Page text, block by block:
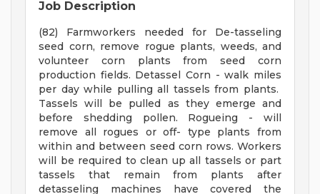
Job Description
(82) Farmworkers needed for De-tasseling
seed corn, remove rogue plants, weeds, and
volunteer corn plants from seed corn
production fields. Detassel Corn - walk miles
per day while pulling all tassels from plants.
Tassels will be pulled as they emerge and
before shedding pollen. Rogueing - will
remove all rogues or off- type plants from
within and between seed corn rows. Workers
will be required to clean up all tassels or part
tassels that remain from plants after
detasseling machines have covered the